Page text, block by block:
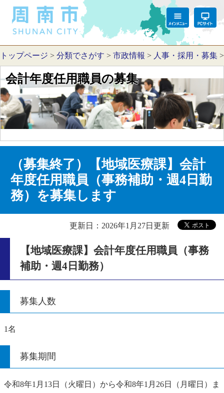
トップページ > 分類でさがす > 市政情報 > 人事・採用・募集
会計年度任用職員の募集
（募集終了）【地域医療課】会計
年度任用職員（事務補助・週4日勤
務）を募集します
更新日：2026年1月27日更新
【地域医療課】会計年度任用職員（事務
補助・週4日勤務）
募集人数
1名
募集期間
令和8年1月13日（火曜日）から令和8年1月26日（月曜日）ま